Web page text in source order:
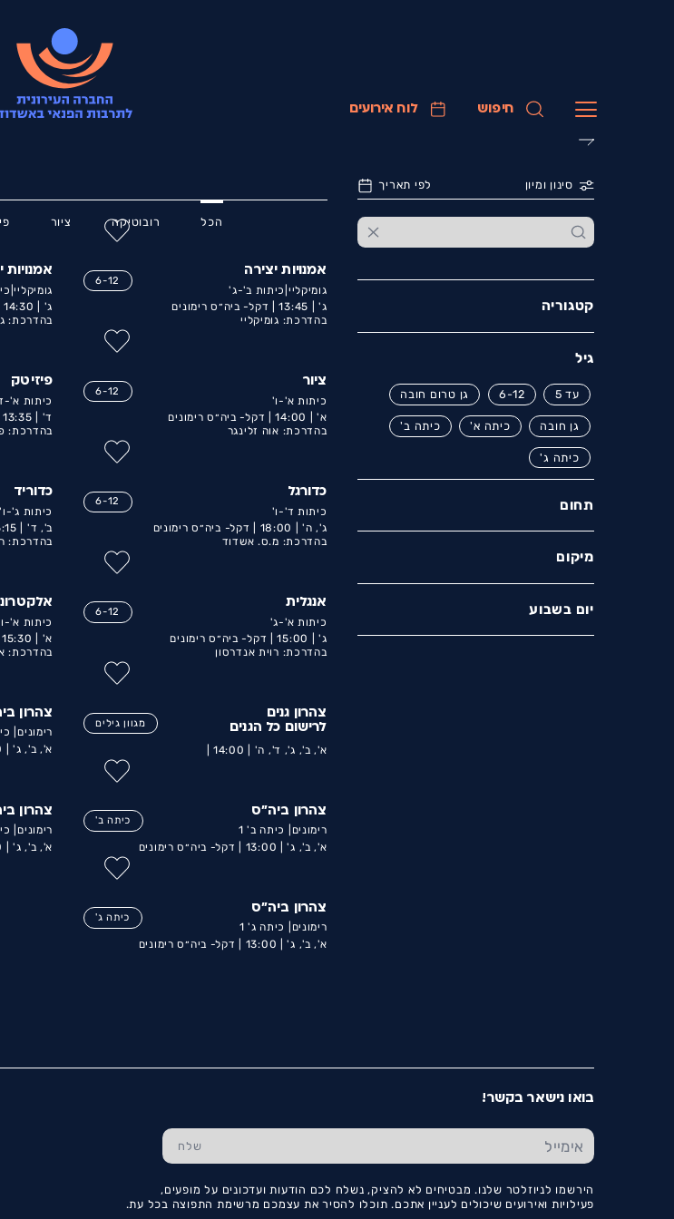
לוח אירועים חיפוש
סינון ומיון לפי תאריך
קטגוריה
גיל
עד 5 6-12 גן טרום חובה
גן חובה כיתה א' כיתה ב'
כיתה ג'
תחום
מיקום
יום בשבוע
הכל רובוטיקה ציור
אמנויות יצירה
גומיקליי|כיתות ב'-ג'
6-12
ג' | 13:45 |
דקל- ביה״ס רימונים
בהדרכת: גומיקליי
אמנויות
ג' | 14:30 |
בהדרכת:
ציור
כיתות א'-ו'
6-12
א' | 14:00 |
דקל- ביה״ס רימונים
בהדרכת: אוה זלינגר
פיזיטק
כיתות א'-
ד' | 13:35 |
בהדרכת:
כדורגל
כיתות ד'-ו'
6-12
ג', ה' | 18:00 |
דקל- ביה״ס רימונים
בהדרכת: מ.ס. אשדוד
כדוריד
כיתות ג'-ו'
ב', ד' | |
בהדרכת:
אנגלית
כיתות א'-ג'
6-12
ג' | 15:00 |
דקל- ביה״ס רימונים
בהדרכת: רוית אנדרסון
כיתות א'-
א' | 15:30 |
בהדרכת:
צהרון גנים
לרישום כל הגנים
מגוון גילים
א', ב', ג', ד', ה' | 14:00 |
צהרון
רימונים|
א', ב', ג' |
צהרון ביה״ס
רימונים| כיתה ב' 1
כיתה ב'
א', ב', ג' | 13:00 | דקל- ביה״ס רימונים
צהרון
רימונים|
א', ב', ג' |
צהרון ביה״ס
רימונים| כיתה ג' 1
כיתה ג'
א', ב', ג' | 13:00 | דקל- ביה״ס רימונים
בואו נישאר בקשר!
הירשמו לניוזלטר שלנו. מבטיחים לא להציק, נשלח לכם הודעות ועדכונים על מופעים,
פעילויות ואירועים שיכולים לעניין אתכם. תוכלו להסיר את עצמכם מרשימת התפוצה בכל עת.